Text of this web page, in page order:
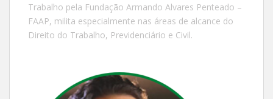
Trabalho pela Fundação Armando Alvares Penteado –
FAAP, milita especialmente nas áreas de alcance do
Direito do Trabalho, Previdenciário e Civil.